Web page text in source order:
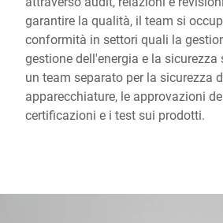
garantire la qualità, il team si
conformità in settori quali la
gestione dell'energia e la sicurezza
un team separato per la sicurezza
apparecchiature, le approvazioni
certificazioni e i test sui prodotti.